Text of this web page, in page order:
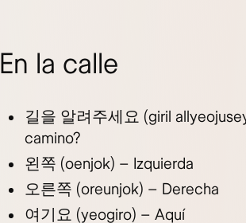
En la calle
길을 알려주세요 (giril
camino?
왼쪽 (oenjok) – Izquierda
오른쪽 (oreunjok) – Derecha
여기요 (yeogiro) – Aquí